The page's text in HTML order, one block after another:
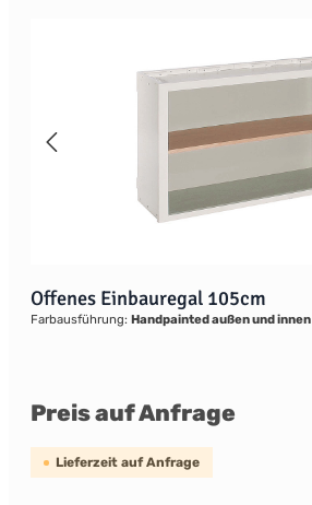
Offenes Einbauregal 105cm
Farbausführung: Handpainted außen und innen
Preis auf Anfrage
Lieferzeit auf Anfrage